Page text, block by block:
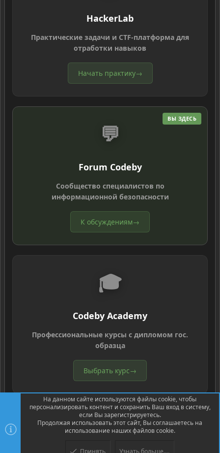
HackerLab
Практические задачи и CTF-платформа для
отработки навыков
Начать практику→
ВЫ ЗДЕСЬ
💬
Forum Codeby
Сообщество специалистов по
информационной безопасности
К обсуждениям→
🎓
Codeby Academy
Профессиональные курсы с дипломом гос.
образца
Выбрать курс→
Community platform by XenForo ® © 2010-2026 XenForo Ltd.
На данном сайте используются файлы cookie, чтобы
персонализировать контент и сохранить Ваш вход в систему,
если Вы зарегистрируетесь.
Продолжая использовать этот сайт, Вы соглашаетесь на
использование наших файлов cookie.
Принять Узнать больше....